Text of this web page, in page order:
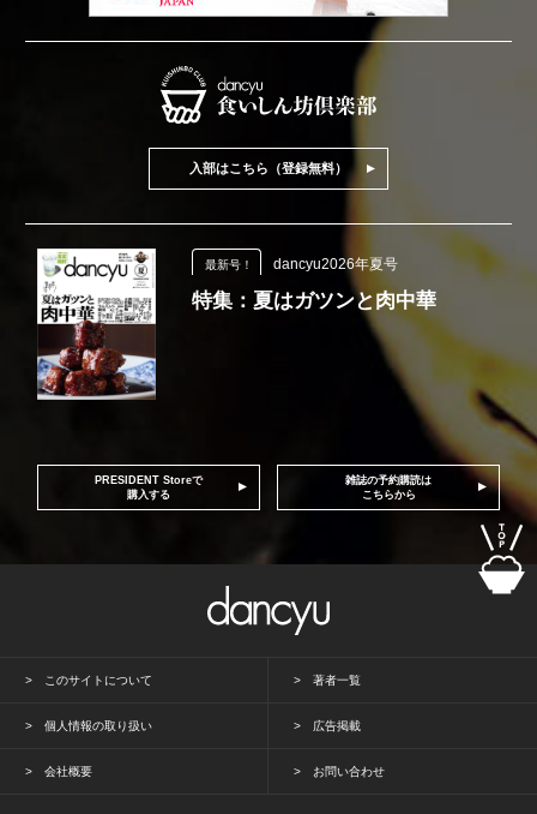
入部はこちら（登録無料）
最新号！ dancyu2026年夏号
特集：夏はガツンと肉中華
PRESIDENT Storeで
購入する
雑誌の予約購読は
こちらから
このサイトについて 著者一覧
個人情報の取り扱い 広告掲載
会社概要 お問い合わせ